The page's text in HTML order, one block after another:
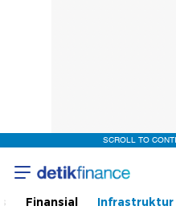
SCROLL TO
Finansial Infrastruktur